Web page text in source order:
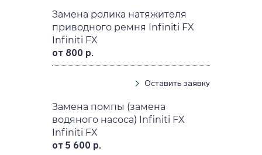
Замена ролика натяжителя
приводного ремня Infiniti FX
Infiniti FX
от 800 р.
Оставить заявку
Замена помпы (замена
водяного насоса) Infiniti FX
Infiniti FX
от 5 600 р.